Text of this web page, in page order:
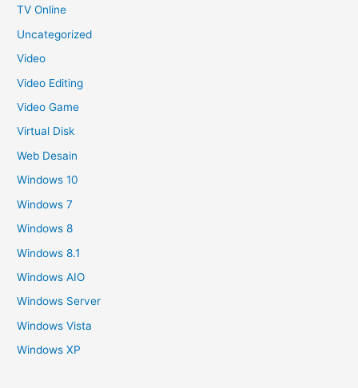
TV Online
Uncategorized
Video
Video Editing
Video Game
Virtual Disk
Web Desain
Windows 10
Windows 7
Windows 8
Windows 8.1
Windows AIO
Windows Server
Windows Vista
Windows XP